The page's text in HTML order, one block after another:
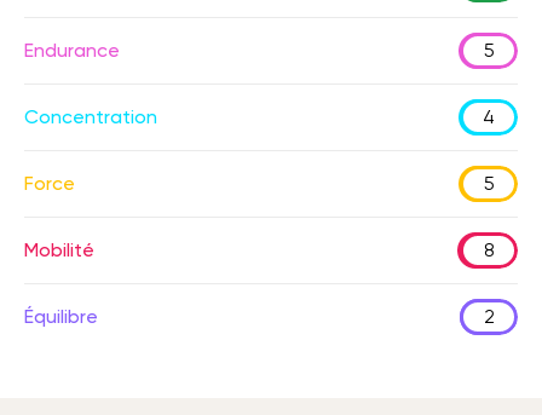
Endurance 5
Concentration 4
Force 5
Mobilité 8
Équilibre 2